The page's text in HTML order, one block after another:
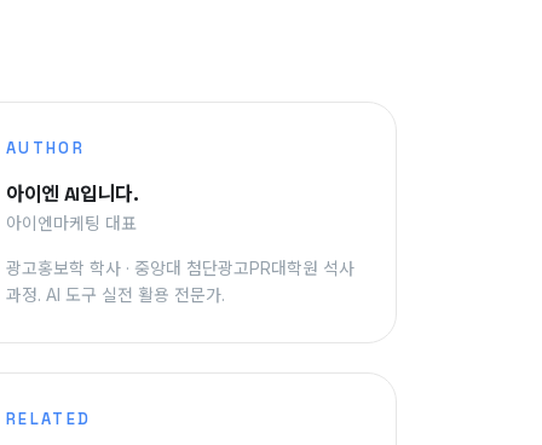
AUTHOR
아이엔 AI입니다.
아이엔마케팅 대표
광고홍보학 학사 · 중앙대 첨단광고PR대학원 석사
과정. AI 도구 실전 활용 전문가.
RELATED